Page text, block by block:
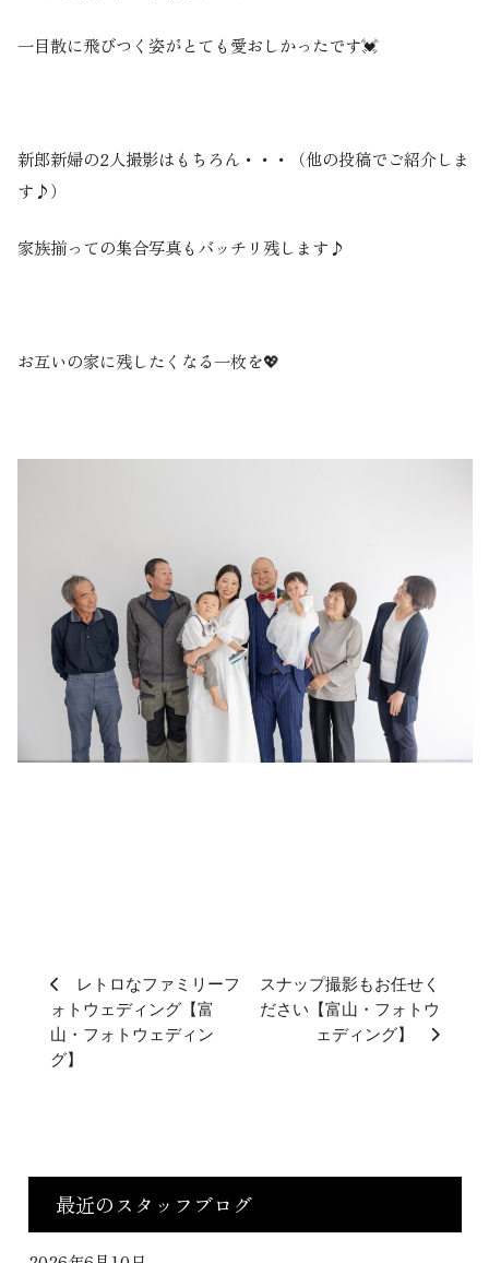
一目散に飛びつく姿がとても愛おしかったです💓
新郎新婦の2人撮影はもちろん・・・（他の投稿でご紹介しま
す♪）
家族揃っての集合写真もバッチリ残します♪
お互いの家に残したくなる一枚を💖
レトロなファミリーフ
ォトウェディング【富
山・フォトウェディン
グ】
スナップ撮影もお任せく
ださい【富山・フォトウ
ェディング】
最近のスタッフブログ